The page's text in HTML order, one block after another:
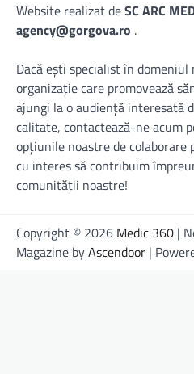
Website realizat deSC ARC
agency@gorgova.ro .
Dacă ești specialist în
organizație care promovează
ajungi la o audiență interesată
calitate, contactează-ne acum
opțiunile noastre de colaborare
cu interes să contribuim
comunității noastre!
Copyright © 2026 Medic 360 |
Magazine byAscendoor |